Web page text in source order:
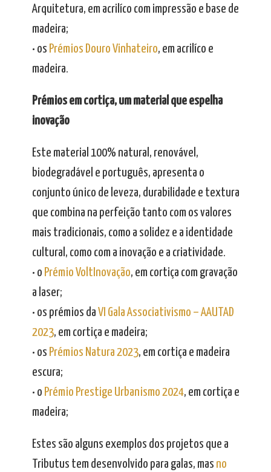
Arquitetura, em acrilíco com impressão e base de
madeira;
• os Prémios Douro Vinhateiro, em acrilíco e
madeira.
Prémios em cortiça, um material que espelha
inovação
Este material 100% natural, renovável,
biodegradável e português, apresenta o
conjunto único de leveza, durabilidade e textura
que combina na perfeição tanto com os valores
mais tradicionais, como a solidez e a identidade
cultural, como com a inovação e a criatividade.
• o Prémio VoltInovação, em cortiça com gravação
a laser;
• os prémios da VI Gala Associativismo – AAUTAD
2023, em cortiça e madeira;
• os Prémios Natura 2023, em cortiça e madeira
escura;
• o Prémio Prestige Urbanismo 2024, em cortiça e
madeira;
Estes são alguns exemplos dos projetos que a
Tributus tem desenvolvido para galas, mas no